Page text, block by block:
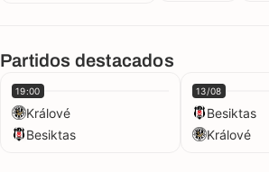
Partidos destacados
19:00
Králové
Besiktas
13/08
Besiktas
Králové